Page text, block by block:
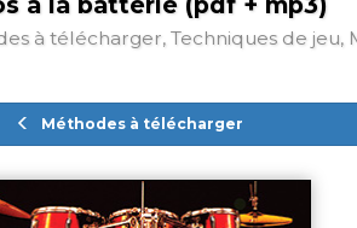
à télécharger, Techniques de jeu,
Méthodes à télécharger